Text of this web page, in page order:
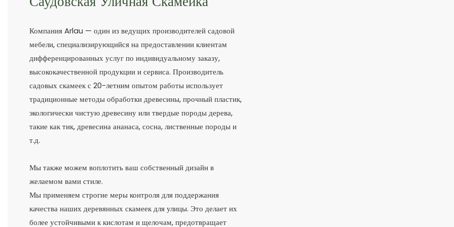
Компания Arlau — один из ведущих производителей садовой
мебели, специализирующийся на предоставлении клиентам
дифференцированных услуг по индивидуальному заказу,
высококачественной продукции и сервиса. Производитель
садовых скамеек с 20-летним опытом работы использует
традиционные методы обработки древесины, прочный пластик,
экологически чистую древесину или твердые породы дерева,
такие как тик, древесина ананаса, сосна, лиственные породы и
т.д.
Мы также можем воплотить ваш собственный дизайн в
желаемом вами стиле.
Мы применяем строгие меры контроля для поддержания
качества наших деревянных скамеек для улицы. Это делает их
более устойчивыми к кислотам и щелочам, предотвращает